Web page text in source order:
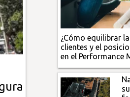
¿Cómo equilibrar
clientes y el
en el Performance